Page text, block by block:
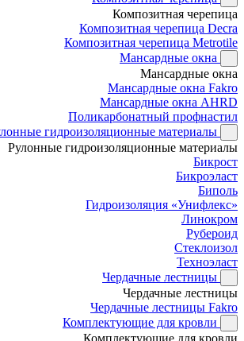
Композитная черепица
Композитная черепица Decra
Композитная черепица Metrotile
Мансардные окна
Мансардные окна
Мансардные окна Fakro
Мансардные окна AHRD
Поликарбонатный профнастил
гидроизоляционные материалы
Рулонные гидроизоляционные материалы
Бикрост
Бикроэласт
Биполь
Гидроизоляция «Унифлекс»
Линокром
Рубероид
Стеклоизол
Техноэласт
Чердачные лестницы
Чердачные лестницы
Чердачные лестницы Fakro
Комплектующие для кровли
Комплектующие для кровли